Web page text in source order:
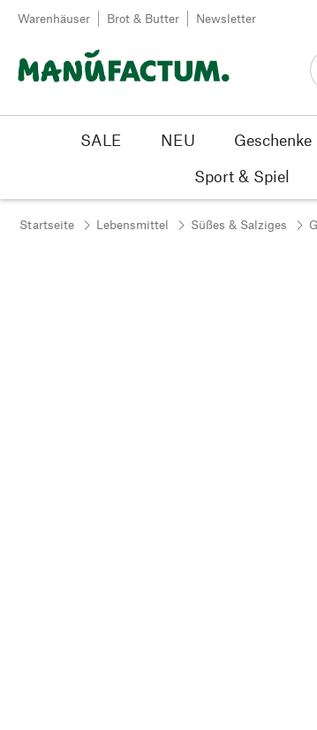
Zum Inhalt springen
Warenhäuser Brot & Butter Newsletter
SALE NEU Geschenke
Sport & Spiel
Startseite Lebensmittel Süßes & Salziges